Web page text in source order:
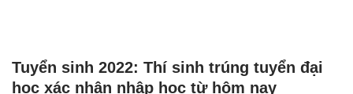
Tuyển sinh 2022: Thí sinh trúng tuyển đại
học xác nhận nhập học từ hôm nay